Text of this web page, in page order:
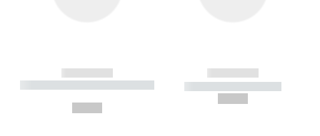
------------
----------- ----------- --------
------------
----------- -----------